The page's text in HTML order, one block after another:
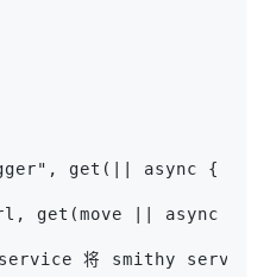
get(|| async {
get(move || async
将 smithy service